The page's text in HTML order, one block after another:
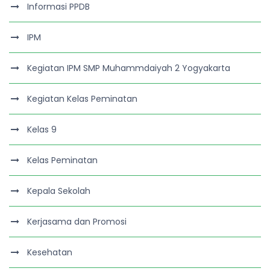
Informasi PPDB
IPM
Kegiatan IPM SMP Muhammdaiyah 2 Yogyakarta
Kegiatan Kelas Peminatan
Kelas 9
Kelas Peminatan
Kepala Sekolah
Kerjasama dan Promosi
Kesehatan